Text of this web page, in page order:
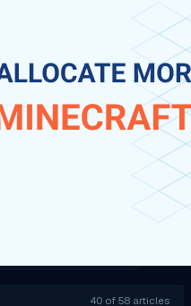
40 of 58 articles